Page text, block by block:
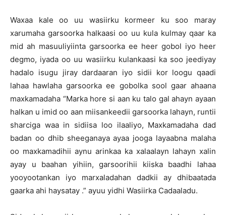
Waxaa kale oo uu wasiirku kormeer ku soo maray
xarumaha garsoorka halkaasi oo uu kula kulmay qaar ka
mid ah masuuliyiinta garsoorka ee heer gobol iyo heer
degmo, iyada oo uu wasiirku kulankaasi ka soo jeediyay
hadalo isugu jiray dardaaran iyo sidii kor loogu qaadi
lahaa hawlaha garsoorka ee gobolka sool gaar ahaana
maxkamadaha “Marka hore si aan ku talo gal ahayn ayaan
halkan u imid oo aan miisankeedii garsoorka lahayn, runtii
sharciga waa in sidiisa loo ilaaliyo, Maxkamadaha dad
badan oo dhib sheeganaya ayaa jooga layaabna malaha
oo maxkamadihii aynu arinkaa ka xalaalayn lahayn xalin
ayay u baahan yihiin, garsoorihii kiiska baadhi lahaa
yooyootankan iyo marxaladahan dadkii ay dhibaatada
gaarka ahi haysatay .” ayuu yidhi Wasiirka Cadaaladu.